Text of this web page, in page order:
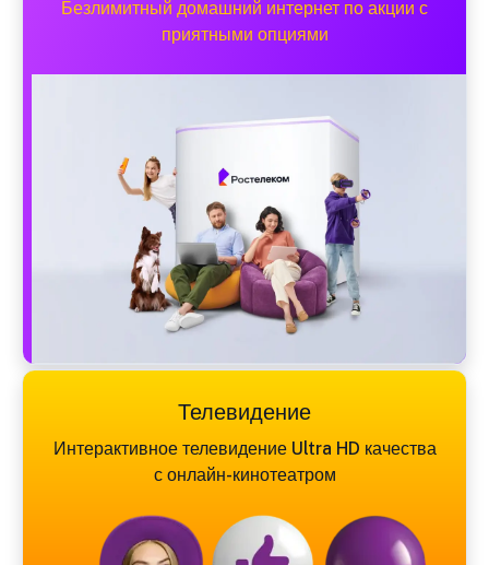
Безлимитный домашний интернет по акции с
приятными опциями
Телевидение
Интерактивное телевидение Ultra HD качества
с онлайн-кинотеатром